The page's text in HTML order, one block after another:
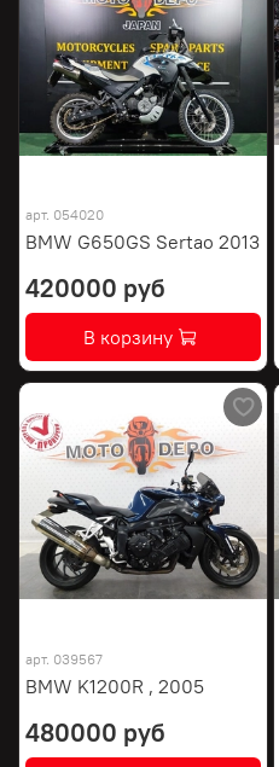
арт. 054020
BMW G650GS Sertao 2013
420000 руб
В корзину
арт. 039567
BMW K1200R , 2005
480000 руб